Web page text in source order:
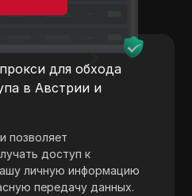
для обхода
в Австрии и
позволяет
доступ к
личную информацию
передачу данных.